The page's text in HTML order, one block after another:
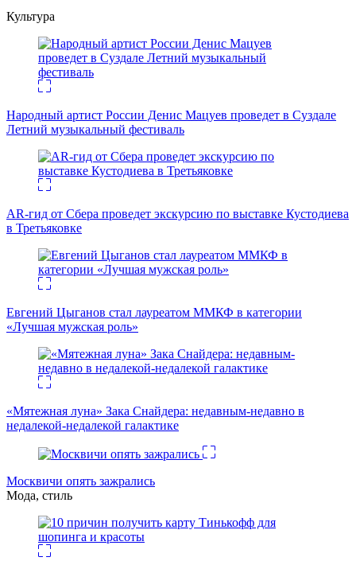
Культура
Народный артист России Денис Мацуев проведет в Суздале
Летний музыкальный фестиваль
AR-гид от Сбера проведет экскурсию по выставке Кустодиева
в Третьяковке
Евгений Цыганов стал лауреатом ММКФ в категории
«Лучшая мужская роль»
«Мятежная луна» Зака Снайдера: недавным-недавно в
недалекой-недалекой галактике
Москвичи опять зажрались
Мода, стиль